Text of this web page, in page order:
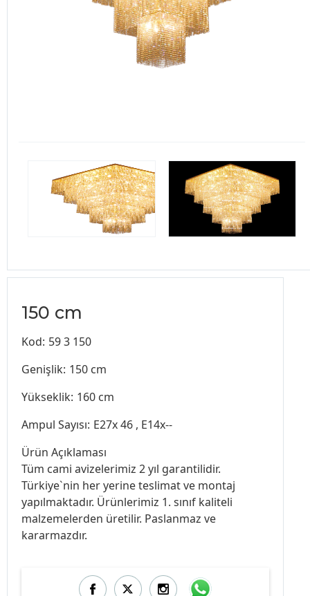
150 cm
Kod: 59 3 150
Genişlik: 150 cm
Yükseklik: 160 cm
Ampul Sayısı: E27x 46 , E14x--
Ürün Açıklaması
Tüm cami avizelerimiz 2 yıl garantilidir.
Türkiye`nin her yerine teslimat ve montaj
yapılmaktadır. Ürünlerimiz 1. sınıf kaliteli
malzemelerden üretilir. Paslanmaz ve
kararmazdır.